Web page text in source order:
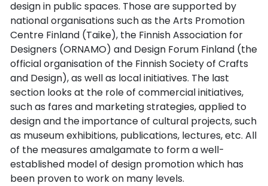
design in public spaces. Those are supported by
national organisations such as the Arts Promotion
Centre Finland (Taike), the Finnish Association for
Designers (ORNAMO) and Design Forum Finland (the
official organisation of the Finnish Society of Crafts
and Design), as well as local initiatives. The last
section looks at the role of commercial initiatives,
such as fares and marketing strategies, applied to
design and the importance of cultural projects, such
as museum exhibitions, publications, lectures, etc. All
of the measures amalgamate to form a well-
established model of design promotion which has
been proven to work on many levels.